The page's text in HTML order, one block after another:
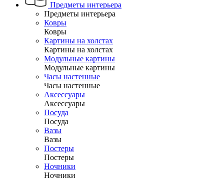
Предметы интерьера
Предметы интерьера
Ковры
Ковры
Картины на холстах
Картины на холстах
Модульные картины
Модульные картины
Часы настенные
Часы настенные
Аксессуары
Аксессуары
Посуда
Посуда
Вазы
Вазы
Постеры
Постеры
Ночники
Ночники